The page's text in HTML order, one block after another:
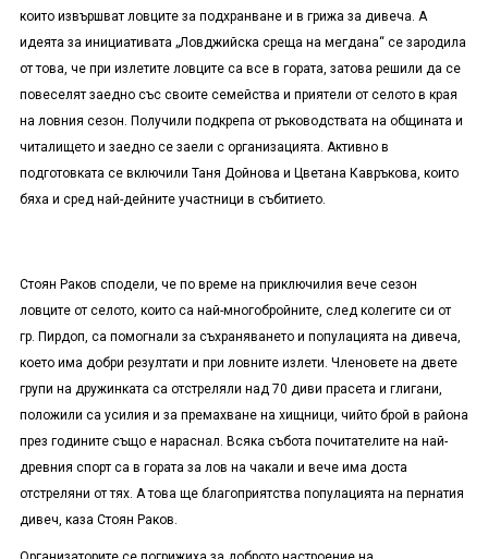
които извършват ловците за подхранване и в грижа за дивеча. А
идеята за инициативата „Ловджийска среща на мегдана“ се зародила
от това, че при излетите ловците са все в гората, затова решили да се
повеселят заедно със своите семейства и приятели от селото в края
на ловния сезон. Получили подкрепа от ръководствата на общината и
читалището и заедно се заели с организацията. Активно в
подготовката се включили Таня Дойнова и Цветана Кавръкова, които
бяха и сред най-дейните участници в събитието.
Стоян Раков сподели, че по време на приключилия вече сезон
ловците от селото, които са най-многобройните, след колегите си от
гр. Пирдоп, са помогнали за съхраняването и популацията на дивеча,
което има добри резултати и при ловните излети. Членовете на двете
групи на дружинката са отстреляли над 70 диви прасета и глигани,
положили са усилия и за премахване на хищници, чийто брой в района
през годините също е нараснал. Всяка събота почитателите на най-
древния спорт са в гората за лов на чакали и вече има доста
отстреляни от тях. А това ще благоприятства популацията на пернатия
дивеч, каза Стоян Раков.